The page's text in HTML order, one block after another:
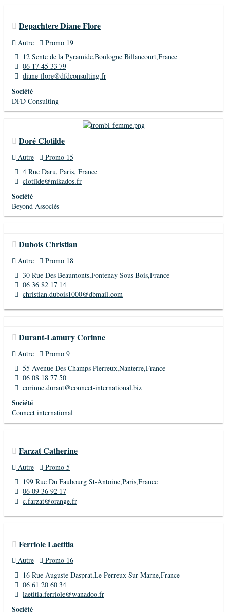
Depachtere Diane Flore
Autre
Promo 19
12 Sente de la Pyramide,Boulogne Billancourt,France
06 17 45 33 79
diane-flore@dfdconsulting.fr
Société
DFD Consulting
Doré Clotilde
Autre
Promo 15
4 Rue Daru, Paris, France
clotilde@mikados.fr
Société
Beyond Associés
Dubois Christian
Autre
Promo 18
30 Rue Des Beaumonts,Fontenay Sous Bois,France
06 36 82 17 14
christian.dubois1000@dbmail.com
Durant-Lamury Corinne
Autre
Promo 9
55 Avenue Des Champs Pierreux,Nanterre,France
06 08 18 77 50
corinne.durant@connect-international.biz
Société
Connect international
Farzat Catherine
Autre
Promo 5
199 Rue Du Faubourg St-Antoine,Paris,France
06 09 36 92 17
c.farzat@orange.fr
Ferriole Laetitia
Autre
Promo 16
16 Rue Auguste Dasprat,Le Perreux Sur Marne,France
06 61 20 60 34
laetitia.ferriole@wanadoo.fr
Société